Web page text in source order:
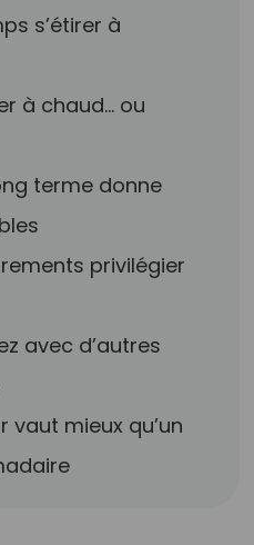
s’étirer à
à chaud… ou
terme donne
privilégier
avec d’autres
vaut mieux qu’un